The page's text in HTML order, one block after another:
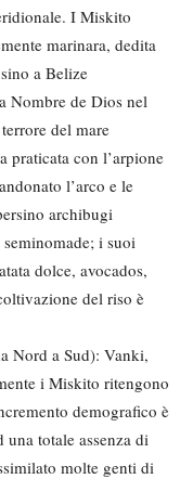
I Miskito
marinara, dedita
a Belize
Nombre de Dios nel
del mare
praticata con l’arpione
l’arco e le
archibugi
i suoi
dolce, avocados,
del riso è
Nord a Sud): Vanki,
i Miskito ritengono
demografico è
totale assenza di
molte genti di